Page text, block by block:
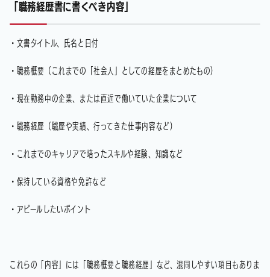
「職務経歴書に書くべき内容」
・文書タイトル、氏名と日付
・職務概要（これまでの「社会人」としての経歴をまとめたもの）
・現在勤務中の企業、または直近で働いていた企業について
・職務経歴（職歴や実績、行ってきた仕事内容など）
・これまでのキャリアで培ったスキルや経験、知識など
・保持している資格や免許など
・アピールしたいポイント
これらの「内容」には「職務概要と職務経歴」など、混同しやすい項目もありま